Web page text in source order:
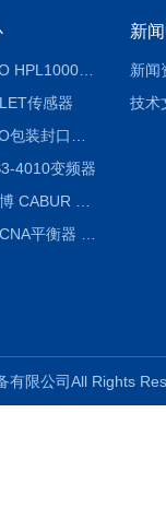
合福HAWO HPL1000AS封口机
传感器
4010变频器
新
新闻
技术
备有限公司All Rights